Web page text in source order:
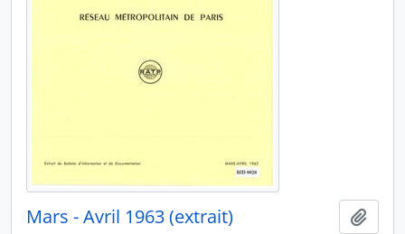
Mars - Avril 1963 (extrait)